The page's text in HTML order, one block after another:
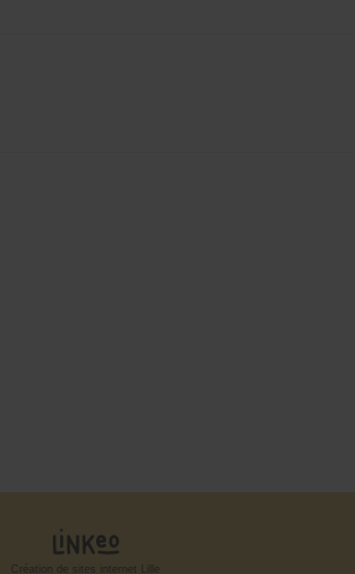
Création de sites internet Lille